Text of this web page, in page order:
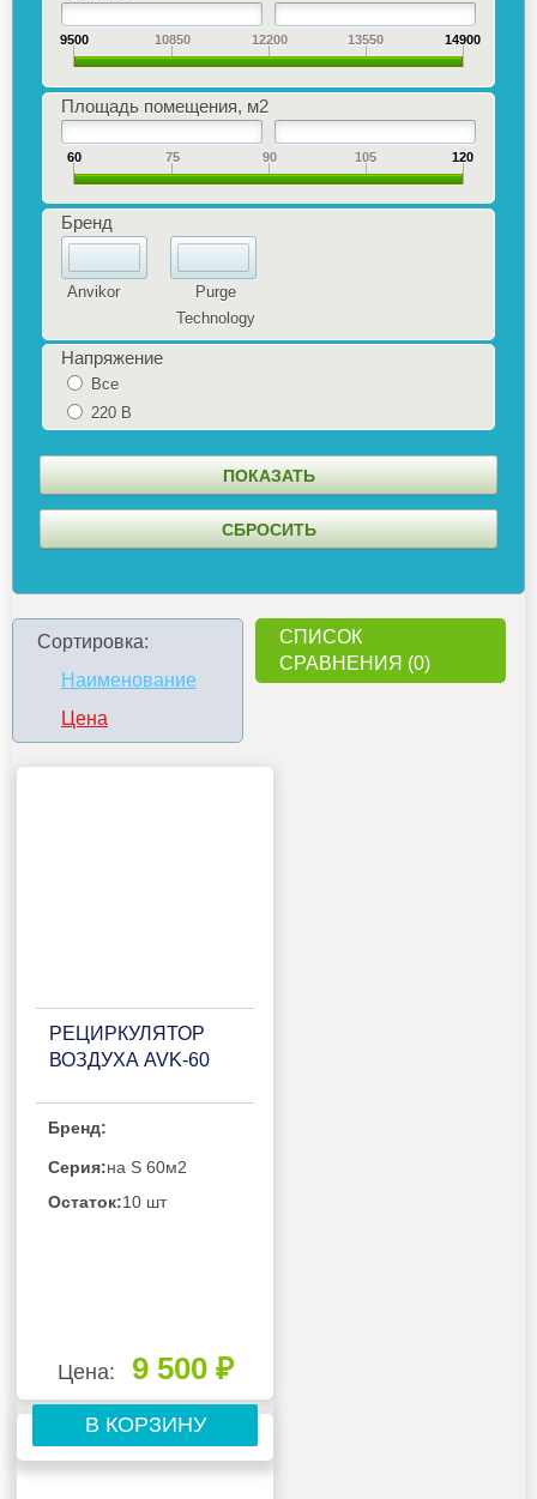
9500 10850 12200 13550 14900
Площадь помещения, м2
60 75 90 105 120
Бренд
Anvikor
Purge
Technology
Напряжение
Все
220 В
Сортировка:
Наименование
Цена
СПИСОК
СРАВНЕНИЯ (0)
РЕЦИРКУЛЯТОР
ВОЗДУХА AVK-60
Бренд:
Серия:на S 60м2
Остаток:10 шт
Цена: 9 500 ₽
В КОРЗИНУ